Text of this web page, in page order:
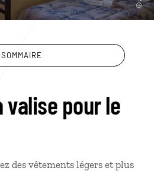
SOMMAIRE
valise pour le
des vêtements légers et plus